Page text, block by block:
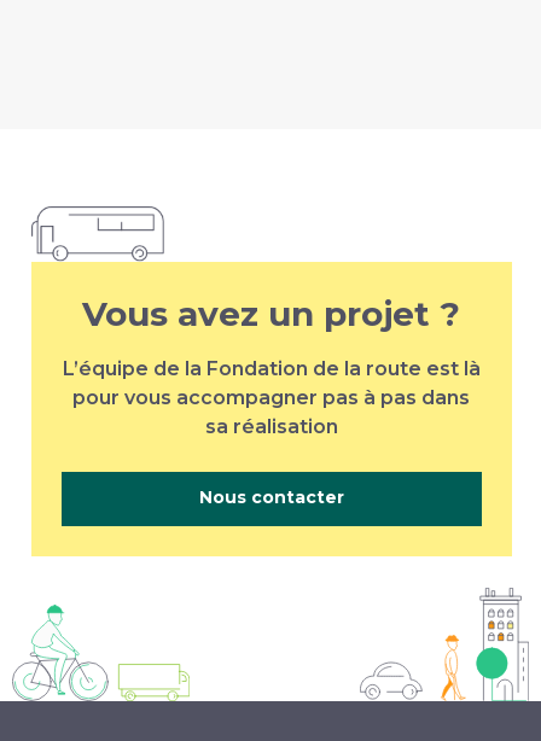
Vous avez un projet ?
L’équipe de la Fondation de la route est là
pour vous accompagner pas à pas dans
sa réalisation
Nous contacter